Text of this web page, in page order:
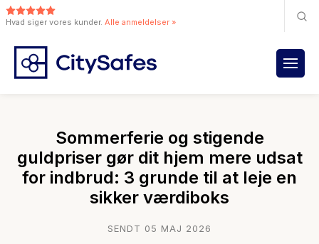
Hvad siger vores kunder. Alle anmeldelser »
Sommerferie og stigende
guldpriser gør dit hjem mere udsat
for indbrud: 3 grunde til at leje en
sikker værdiboks
SENDT 05 MAJ 2026